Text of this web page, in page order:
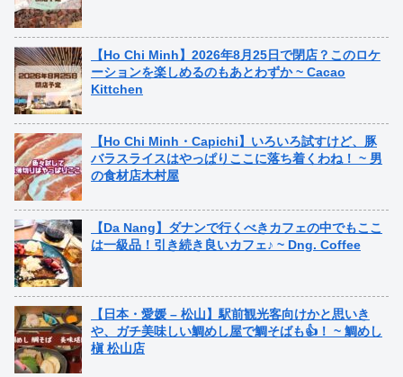
【Ho Chi Minh】2026年8月25日で閉店？このロケ
ーションを楽しめるのもあとわずか ~ Cacao
Kittchen
【Ho Chi Minh・Capichi】いろいろ試すけど、豚
バラスライスはやっぱりここに落ち着くわね！ ~ 男
の食材店木村屋
【Da Nang】ダナンで行くべきカフェの中でもここ
は一級品！引き続き良いカフェ♪ ~ Dng. Coffee
【日本・愛媛 – 松山】駅前観光客向けかと思いき
や、ガチ美味しい鯛めし屋で鯛そばも👍！ ~ 鯛めし
槇 松山店